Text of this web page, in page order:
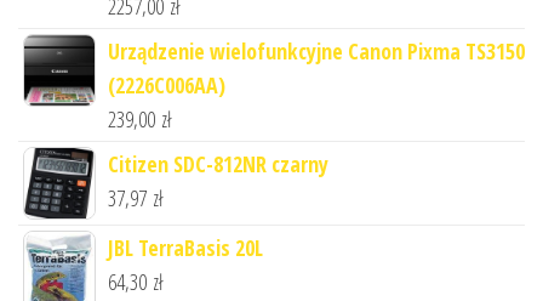
2257,00 zł
Urządzenie wielofunkcyjne Canon Pixma TS3150
(2226C006AA)
239,00 zł
Citizen SDC-812NR czarny
37,97 zł
JBL TerraBasis 20L
64,30 zł